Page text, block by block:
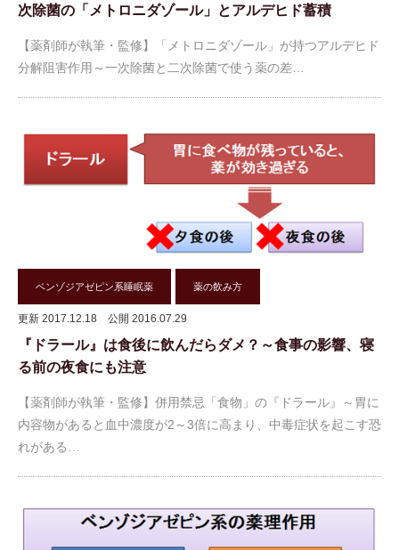
次除菌の「メトロニダゾール」とアルデヒド蓄積
【薬剤師が執筆・監修】「メトロニダゾール」が持つアルデヒド
分解阻害作用～一次除菌と二次除菌で使う薬の差…
ベンゾジアゼピン系睡眠薬 薬の飲み方
更新 2017.12.18 公開 2016.07.29
『ドラール』は食後に飲んだらダメ？～食事の影響、寝
る前の夜食にも注意
【薬剤師が執筆・監修】併用禁忌「食物」の『ドラール』～胃に
内容物があると血中濃度が2～3倍に高まり、中毒症状を起こす恐
れがある…